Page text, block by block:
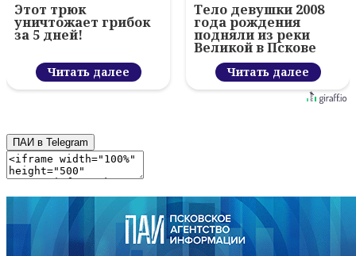
Этот трюк
уничтожает грибок
за 5 дней!
Читать далее
Тело девушки 2008
года рождения
подняли из реки
Великой в Пскове
Читать далее
ПАИ в Telegram